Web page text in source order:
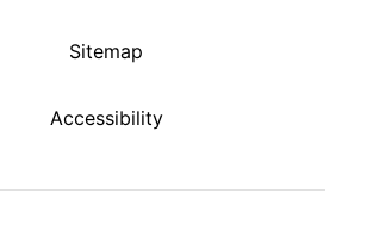
Sitemap
Accessibility